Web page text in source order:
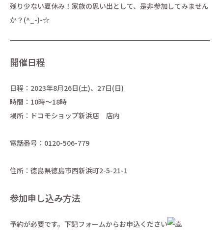
残り少ない夏休み！家族の思い出として、是非参加してみません
か？(^_-)-☆
開催日程
日程：2023年8月26日(土)、27日(日)
時間：10時～18時
場所：ドコモショップ新浜店 店内
電話番号：0120-506-779
住所：徳島県徳島市西新浜町2-5-21-1
参加申し込み方法
予約が必要です。下記フォームからお申込ください